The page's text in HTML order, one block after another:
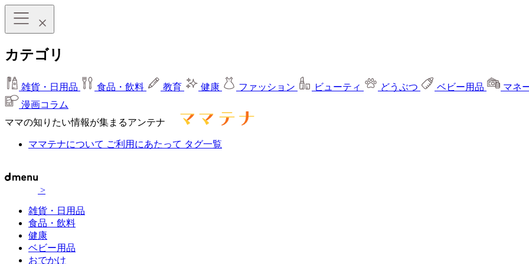
カテゴリ
雑貨・日用品 食品・飲料 教育 健康 ファッション ビューティ どうぶつ ベビー用品 マネ
漫画コラム
ママの知りたい情報が集まるアンテナ
ママテナについて ご利用にあたって タグ一覧
>
雑貨・日用品
食品・飲料
健康
ベビー用品
おでかけ